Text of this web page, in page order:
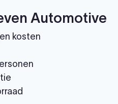
Automotive
kosten